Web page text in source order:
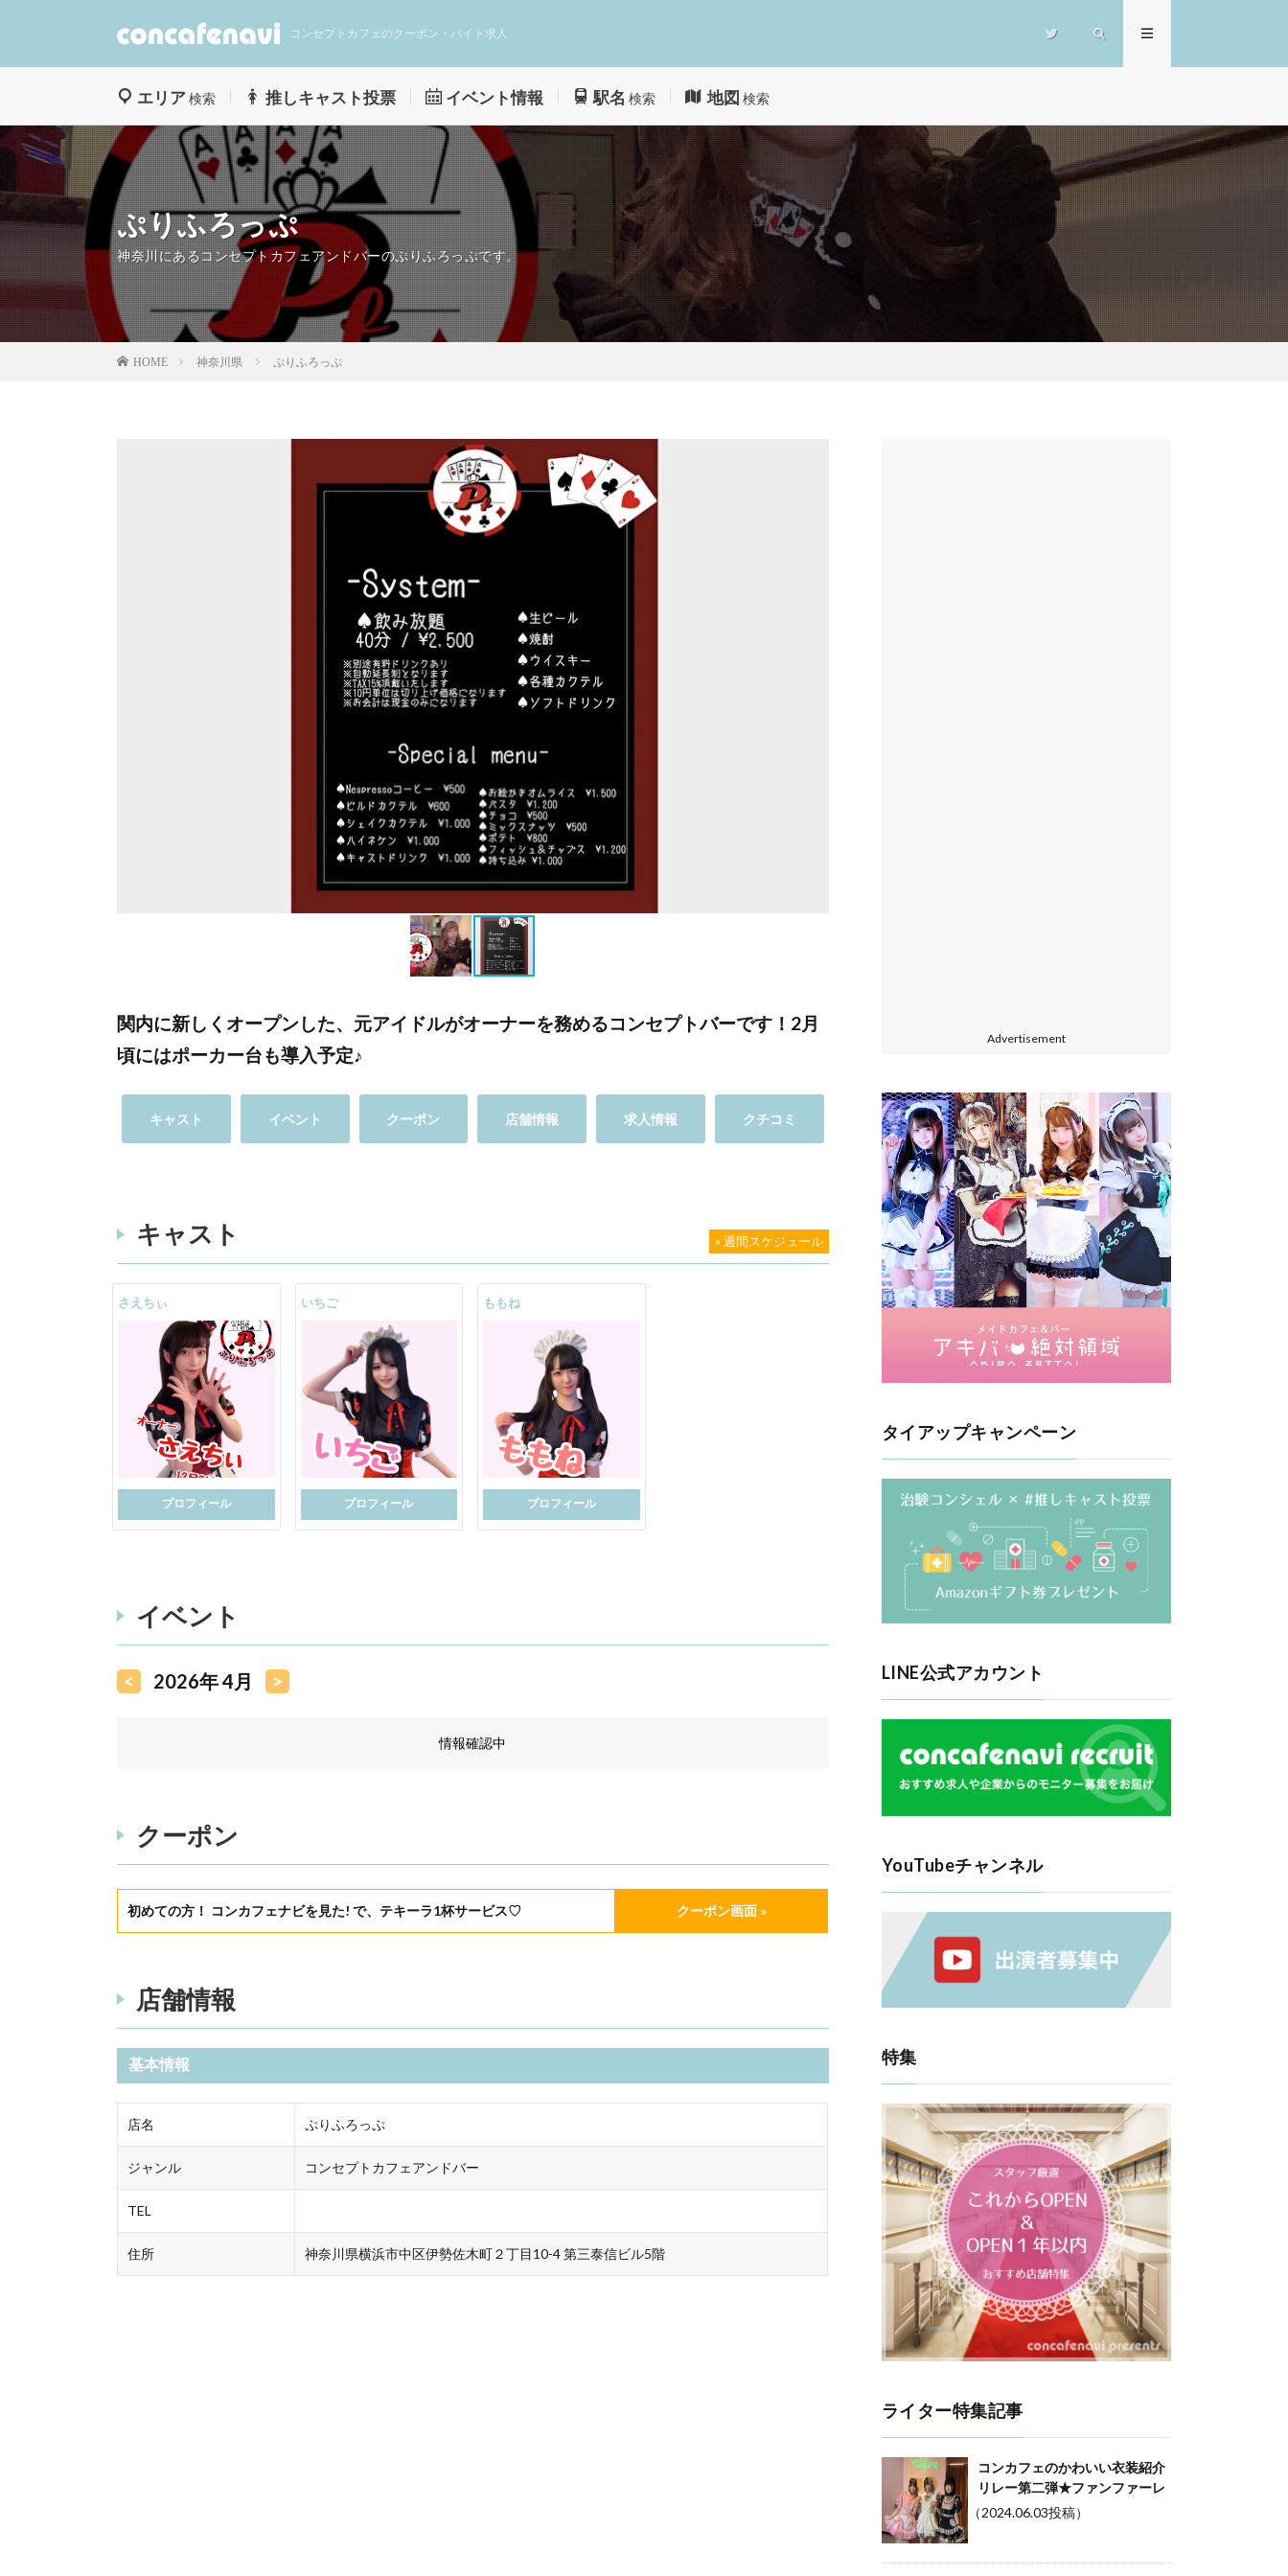
コンセプトカフェのクーポン・バイト求人
エリア検索 推しキャスト投票 イベント情報 駅名 検索 地図 検索
ぷりふろっぷ
神奈川にあるコンセプトカフェアンドバーのぷりふろっぷです。
HOME 神奈川県 ぷりふろっぷ
関内に新しくオープンした、元アイドルがオーナーを務めるコンセプトバーです！2月
頃にはポーカー台も導入予定♪
キャスト イベント クーポン 店舗情報 求人情報 クチコミ
キャスト » 週間スケジュール
さえちぃ
プロフィール
いちご
プロフィール
ももね
プロフィール
イベント
< 2026年 4月 >
情報確認中
クーポン
初めての方！ コンカフェナビを見た! で、テキーラ1杯サービス♡ クーポン画面 »
店舗情報
基本情報
店名 ぷりふろっぷ
ジャンル コンセプトカフェアンドバー
TEL
住所 神奈川県横浜市中区伊勢佐木町２丁目10-4 第三泰信ビル5階
Advertisement
タイアップキャンペーン
LINE公式アカウント
YouTubeチャンネル
特集
ライター特集記事
コンカフェのかわいい衣装紹介
リレー第二弾★ファンファーレ
（2024.06.03投稿）